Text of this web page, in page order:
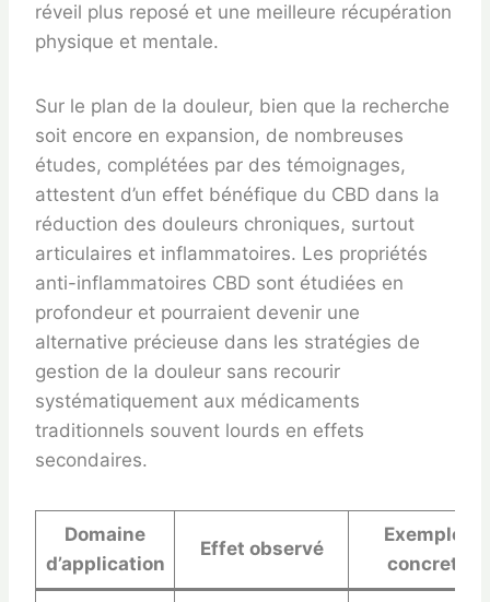
réveil plus reposé et une meilleure récupération
physique et mentale.
Sur le plan de la douleur, bien que la recherche
soit encore en expansion, de nombreuses
études, complétées par des témoignages,
attestent d’un effet bénéfique du CBD dans la
réduction des douleurs chroniques, surtout
articulaires et inflammatoires. Les propriétés
anti-inflammatoires CBD sont étudiées en
profondeur et pourraient devenir une
alternative précieuse dans les stratégies de
gestion de la douleur sans recourir
systématiquement aux médicaments
traditionnels souvent lourds en effets
secondaires.
Domaine
d’application
Effet observé
Exemple
concret